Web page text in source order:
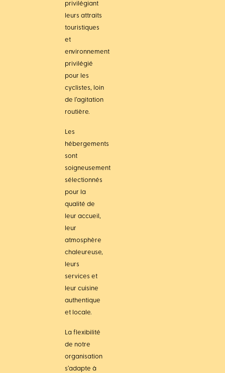
privilégiant
leurs attraits
touristiques
et
environnement
privilégié
pour les
cyclistes, loin
de l’agitation
routière.
Les
hébergements
sont
soigneusement
sélectionnés
pour la
qualité de
leur accueil,
leur
atmosphère
chaleureuse,
leurs
services et
leur cuisine
authentique
et locale.
La flexibilité
de notre
organisation
s’adapte à